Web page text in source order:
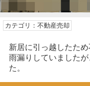
カテゴリ：不動産売却
新居に引っ越したた
雨漏りしていました
た。